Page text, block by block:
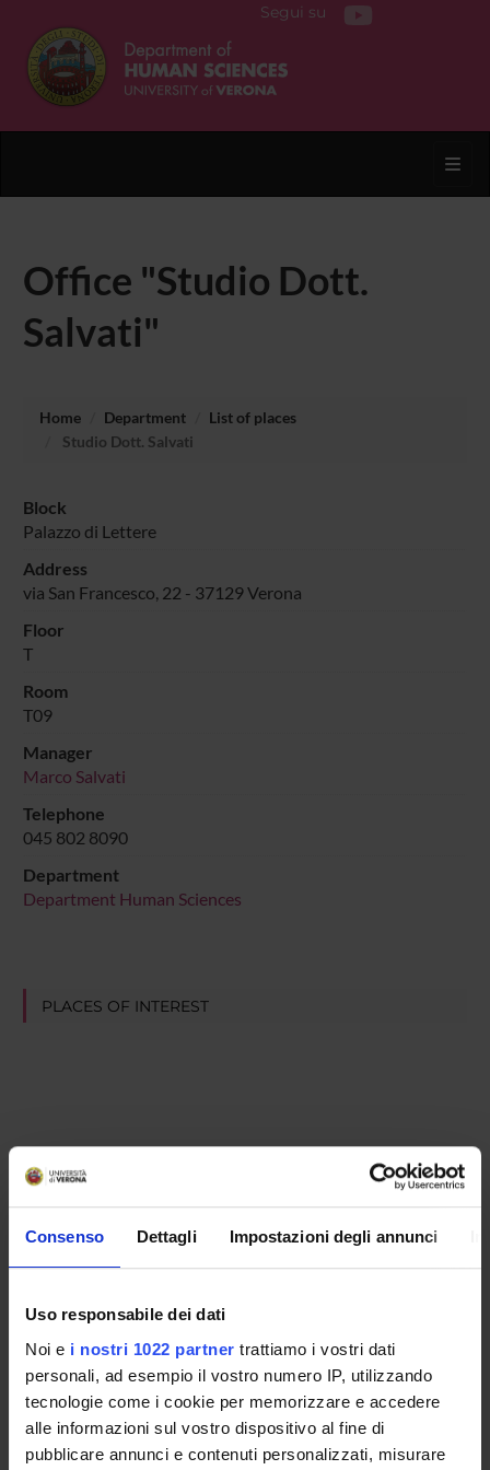
Consenso Dettagli Impostazioni degli annunci
Uso responsabile dei dati
Noi e i nostri 1022 partner trattiamo i vostri dati
personali, ad esempio il vostro numero IP, utilizzando
tecnologie come i cookie per memorizzare e accedere
alle informazioni sul vostro dispositivo al fine di
pubblicare annunci e contenuti personalizzati, misurare
Segui su
Office "Studio Dott.
Salvati"
Home Department
List of places
Studio Dott. Salvati
Block
Palazzo di Lettere
Address
via San Francesco, 22 - 37129 Verona
Floor
T
Room
T09
Manager
Marco Salvati
Telephone
045 802 8090
Department
Department Human Sciences
PLACES OF INTEREST